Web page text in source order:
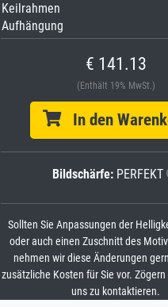
Keilrahmen
Aufhängung
€ 141.13
(Enthält 19% MwSt.)
In den
Bildschärfe: PERFEKT
Sollten Sie Anpassungen der
oder auch einen Zuschnitt des
nehmen wir diese Änderungen
zusätzliche Kosten für Sie vor.
uns zu kontaktieren.